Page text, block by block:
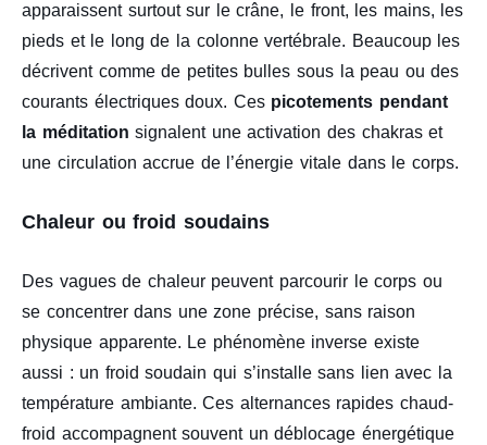
apparaissent surtout sur le crâne, le front, les mains, les
pieds et le long de la colonne vertébrale. Beaucoup les
décrivent comme de petites bulles sous la peau ou des
courants électriques doux. Ces picotements pendant
la méditation signalent une activation des chakras et
une circulation accrue de l’énergie vitale dans le corps.
Chaleur ou froid soudains
Des vagues de chaleur peuvent parcourir le corps ou
se concentrer dans une zone précise, sans raison
physique apparente. Le phénomène inverse existe
aussi : un froid soudain qui s’installe sans lien avec la
température ambiante. Ces alternances rapides chaud-
froid accompagnent souvent un déblocage énergétique